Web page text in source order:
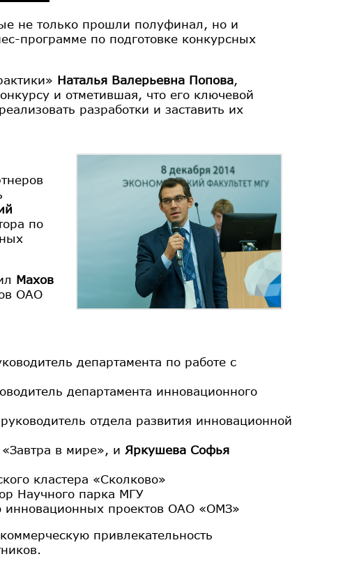
не только прошли полуфинал, но и
программе по подготовке конкурсных
Наталья Валерьевна Попова,
и отметившая, что его ключевой
разработки и заставить их
по
Махов
ОАО
департамента по работе с
департамента инновационного
отдела развития инновационной
в мире», и Яркушева Софья
кластера «Сколково»
Научного парка МГУ
инновационных проектов ОАО «ОМЗ»
привлекательность